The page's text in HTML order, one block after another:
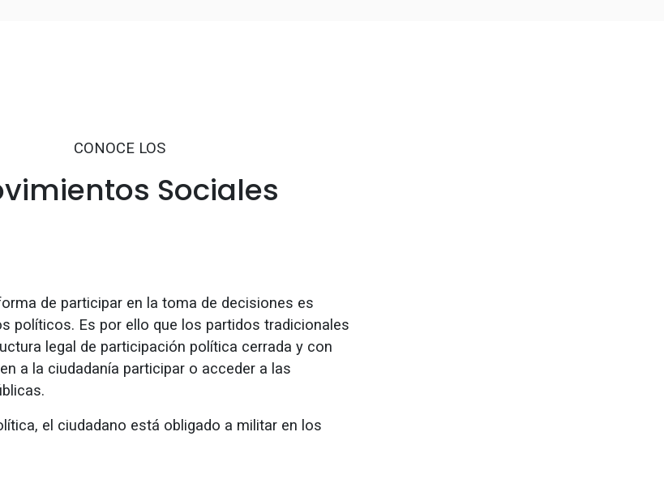
CONOCE LOS
Sociales
de participar en la toma de decisiones es
políticos. Es por ello que los partidos tradicionales
legal de participación política cerrada y con
a la ciudadanía participar o acceder a las
el ciudadano está obligado a militar en los